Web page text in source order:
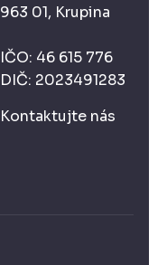
963 01, Krupina
IČO: 46 615 776
DIČ: 2023491283
Kontaktujte nás